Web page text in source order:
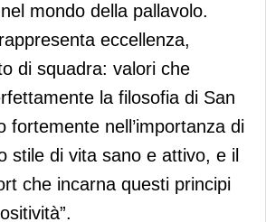
mondo della pallavolo.
eccellenza,
di squadra: valori che
la filosofia di San
fortemente nell’importanza di
stile di vita sano e attivo, e il
che incarna questi principi